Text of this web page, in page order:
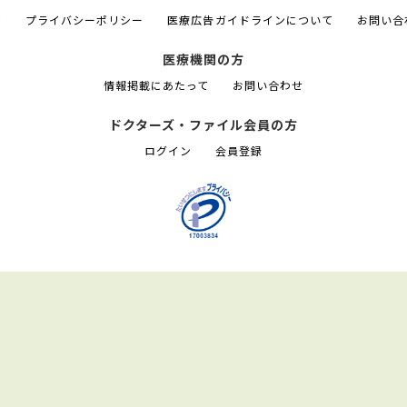
プライバシーポリシー 医療広告ガイドラインについて お問い
医療機関の方
情報掲載にあたって お問い合わせ
ドクターズ・ファイル会員の方
ログイン 会員登録